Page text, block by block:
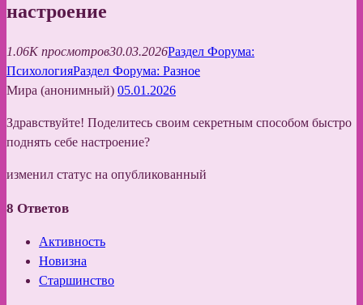
настроение
1.06K просмотров30.03.2026Раздел Форума:
ПсихологияРаздел Форума: Разное
Мира (анонимный) 05.01.2026
Здравствуйте! Поделитесь своим секретным способом быстро
поднять себе настроение?
изменил статус на опубликованный
8 Ответов
Активность
Новизна
Старшинство